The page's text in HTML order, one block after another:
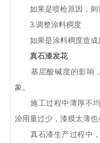
如果是喷枪原因，则
3.调整涂料稠度
如果是涂料稠度造成
真石漆发花
基层酸碱度的影响，
象。
施工过程中薄厚不均
涂用量过少，漆膜太薄也
真石漆生产过程中，